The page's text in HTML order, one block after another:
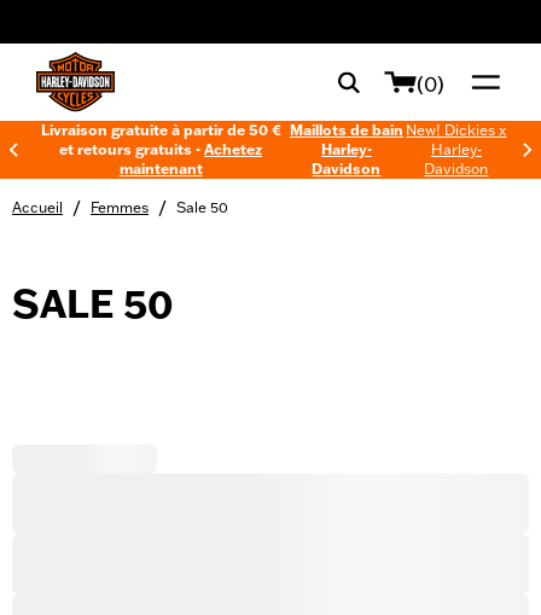
(0)
Livraison gratuite à partir de 50 €
et retours gratuits -Achetez
maintenant
Maillots de bain
Harley-
Davidson
New! Dickies x
Harley-
Davidson
Accueil / Femmes / Sale 50
SALE 50